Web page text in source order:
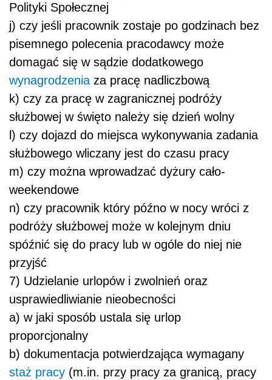
Polityki Społecznej
j) czy jeśli pracownik zostaje po godzinach bez
pisemnego polecenia pracodawcy może
domagać się w sądzie dodatkowego
wynagrodzenia za pracę nadliczbową
k) czy za pracę w zagranicznej podróży
służbowej w święto należy się dzień wolny
l) czy dojazd do miejsca wykonywania zadania
służbowego wliczany jest do czasu pracy
m) czy można wprowadzać dyżury cało-
weekendowe
n) czy pracownik który późno w nocy wróci z
podróży służbowej może w kolejnym dniu
spóźnić się do pracy lub w ogóle do niej nie
przyjść
7) Udzielanie urlopów i zwolnień oraz
usprawiedliwianie nieobecności
a) w jaki sposób ustala się urlop
proporcjonalny
b) dokumentacja potwierdzająca wymagany
staż pracy (m.in. przy pracy za granicą, pracy